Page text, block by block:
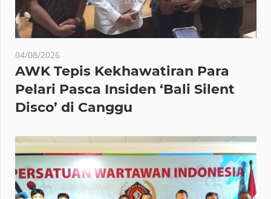
04/08/2026
AWK Tepis Kekhawatiran Para
Pelari Pasca Insiden ‘Bali Silent
Disco’ di Canggu